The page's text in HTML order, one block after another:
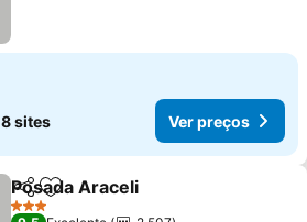
8 sites Ver preços
PartilharAdicionar aos favoritos
Posada Araceli
3 Estrelas